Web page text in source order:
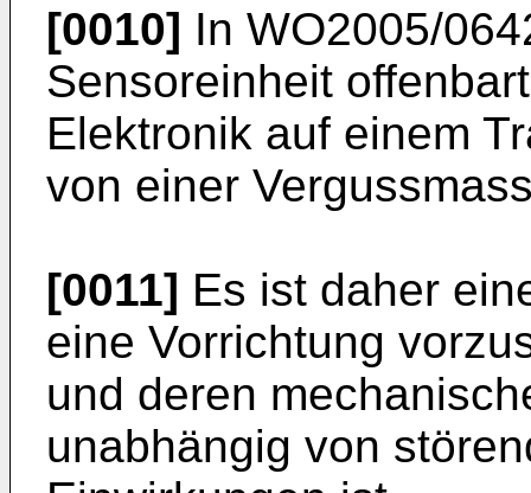
[0010] In WO2005/
Sensoreinheit
Elektronik auf einem
von einer
[0011] Es ist daher
eine Vorrichtung
und deren
unabhängig von